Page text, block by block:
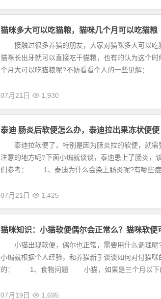
猫咪多大可以吃猫粮，猫咪几个月可以吃猫粮
接触过很多养猫的朋友，大家对猫咪多大可以吃
猫咪长出牙就可以直接吃干猫粮，也有的认为这个
个月大可以吃猫粮呢?不妨看看个人的一些见解：
07月21日 1,930
泰迪 肠炎后软便怎么办，泰迪拉出果冻状便便
泰迪拉软便了，特别是因为肠炎拉的软便，就需
注意的地方呢?下面小编就谈谈，泰迪患上了肠炎，
们参考： 1、泰迪为什么会染上肠炎呢?有哪些症
07月21日 1,425
猫咪知识：小猫软便偶尔会正常么？猫咪软便
小猫出现软便，偶尔也正常，需要用什么调理呢
小编就根据个人经验，和养猫新手谈谈如何对付猫
的： 1、食物问题 小猫，如果是三个月以下
07月19日 1,695